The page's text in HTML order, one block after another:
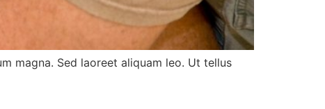
magna. Sed laoreet aliquam leo. Ut tellus